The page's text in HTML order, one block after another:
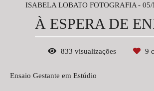
ISABELA LOBATO FOTOGRAFIA
05/
À ESPERA DE
833 visualizações 9
Ensaio Gestante em Estúdio